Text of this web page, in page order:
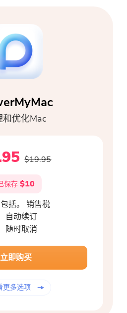
和优化Mac
$19.95
保存 $10
括。 销售税
自动续订
随时取消
立即购买
更多选项